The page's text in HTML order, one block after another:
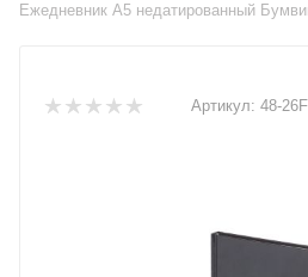
Ежедневник А5 недатированный
Артикул: 48-